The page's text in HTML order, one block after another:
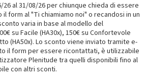
26 al 31/08/26 per chiunque chieda di essere
form al "Ti chiamiamo noi" o recandosi in un
varia in base al modello del
su Facile (HA30x), 150€ su Confortevole
(HA50x). Lo sconto viene inviato tramite e-
il form per essere ricontattati, è utilizzabile
Plenitude tra quelli disponibili fino al
con altri sconti.